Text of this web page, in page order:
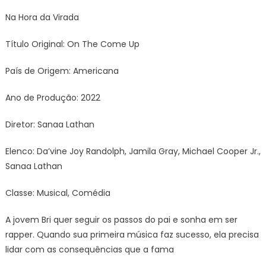
Na
da
Na Hora da Virada
Título Original: On The Come Up
País de Origem: Americana
Ano de Produção: 2022
Diretor: Sanaa Lathan
Elenco: Da’vine Joy Randolph, Jamila Gray, Michael Cooper Jr.,
Sanaa Lathan
Classe: Musical, Comédia
A jovem Bri quer seguir os passos do pai e sonha em ser
rapper. Quando sua primeira música faz sucesso, ela precisa
lidar com as consequências que a fama